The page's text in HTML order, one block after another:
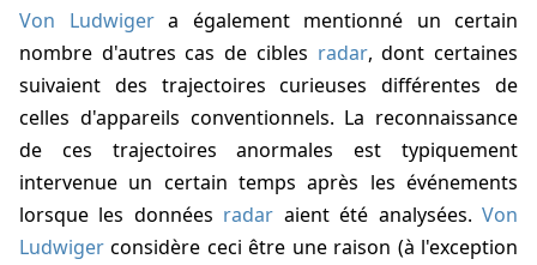
Von Ludwigera également mentionné un certain
nombre d'autres cas de cibles radar, dont certaines
suivaient des trajectoires curieuses différentes de
celles d'appareils conventionnels. La reconnaissance
de ces trajectoires anormales est typiquement
intervenue un certain temps après les événements
lorsque les données radar aient été analysées.Von
Ludwiger considère ceci être une raison (à l'exception